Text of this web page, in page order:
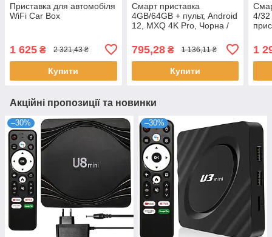
Приставка для автомобіля
WiFi Car Box
1 625 ₴ 2 321,43 ₴
Купити
Смарт приставка
4GB/64GB + пульт, Android
12, MXQ 4K Pro, Чорна /
телевізора / Медіаплеєр
795,28₴ 1 136,11 ₴
Купити
4/
тв /
1
Акційні пропозиції та новинки
–30% –30%